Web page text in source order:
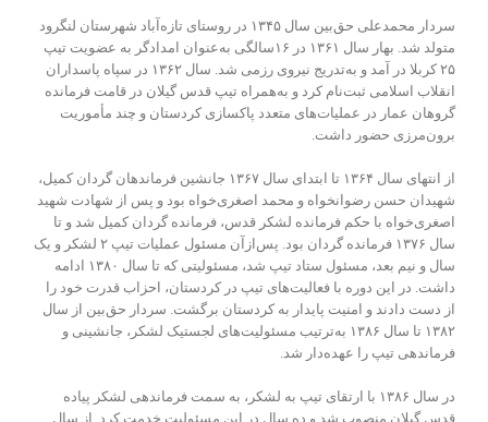
سردار محمدعلی حق‌بین سال ۱۳۴۵ در روستای تازه‌آباد شهرستان لنگرود
متولد شد. بهار سال ۱۳۶۱ در ۱۶سالگی به‌عنوان امدادگر به عضویت تیپ
۲۵ کربلا در آمد و به‌تدریج نیروی رزمی شد. سال ۱۳۶۲ در سپاه پاسداران
انقلاب اسلامی ثبت‌نام کرد و به‌همراه تیپ قدس گیلان در قامت فرمانده
گروهان عمار در عملیات‌های متعدد پاکسازی کردستان و چند مأموریت
برون‌مرزی حضور داشت.
از انتهای سال ۱۳۶۴ تا ابتدای سال ۱۳۶۷ جانشین فرماندهان گردان کمیل،
شهیدان حسن رضوانخواه و محمد اصغری‌خواه بود و پس از شهادت شهید
اصغری‌خواه با حکم فرمانده لشکر قدس، فرمانده گردان کمیل شد و تا
سال ۱۳۷۶ فرمانده گردان بود. پس‌ازآن مسئول عملیات تیپ ۲ لشکر و یک
سال و نیم بعد، مسئول ستاد تیپ شد، مسئولیتی که تا سال ۱۳۸۰ ادامه
داشت. در این دوره با فعالیت‌های تیپ در کردستان، احزاب قدرت خود را
از دست دادند و امنیت پایدار به کردستان برگشت. سردار حق‌بین از سال
۱۳۸۲ تا سال ۱۳۸۶ به‌ترتیب مسئولیت‌های لجستیک لشکر، جانشینی و
فرماندهی تیپ را عهده‌دار شد.
در سال ۱۳۸۶ با ارتقای تیپ به لشکر، به سمت فرماندهی لشکر پیاده
قدس گیلان منصوب شد و ده سال در این مسئولیت خدمت کرد. از سال